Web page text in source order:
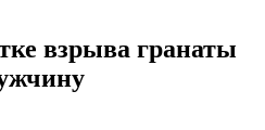
взрыва гранаты